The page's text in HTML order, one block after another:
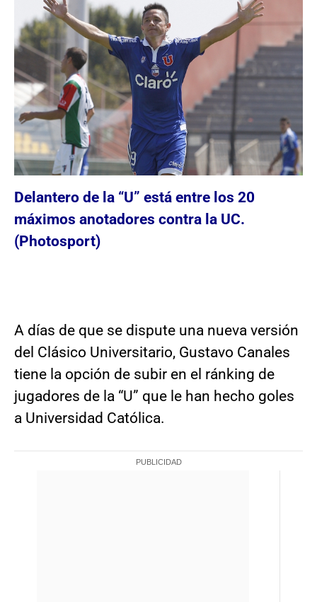
Delantero de la “U” está entre los 20
máximos anotadores contra la UC.
(Photosport)
A días de que se dispute una nueva versión
del Clásico Universitario, Gustavo Canales
tiene la opción de subir en el ránking de
jugadores de la “U” que le han hecho goles
a Universidad Católica.